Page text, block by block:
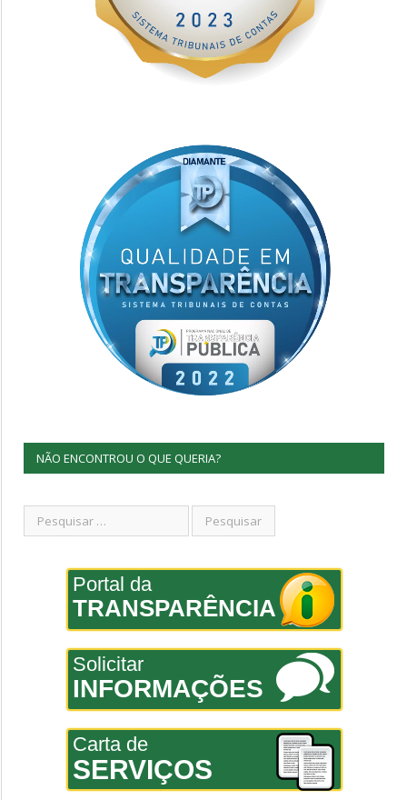
NÃO ENCONTROU O QUE QUERIA?
Portal da
TRANSPARÊNCIA
Solicitar
INFORMAÇÕES
Carta de
SERVIÇOS